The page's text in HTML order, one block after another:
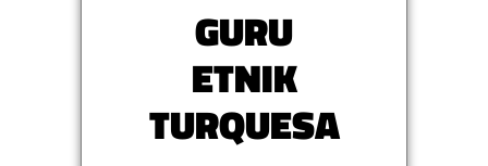
GURU
ETNIK
TURQUESA